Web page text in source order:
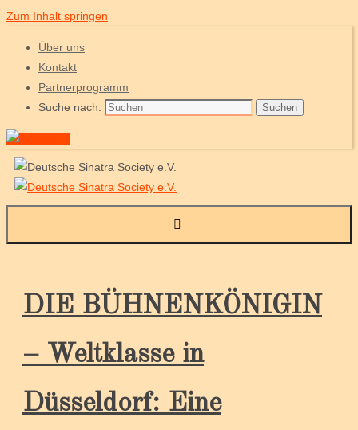
Zum Inhalt springen
Über uns
Kontakt
Partnerprogramm
Suche nach:
Suchen
DIE BÜHNENKÖNIGIN
– Weltklasse in
Düsseldorf: Eine